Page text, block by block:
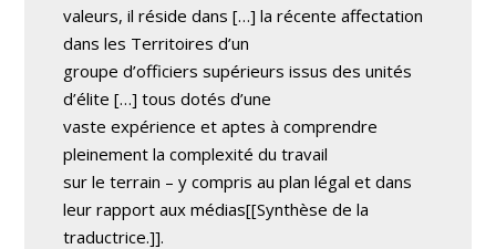
valeurs, il réside dans […] la récente affectation
dans les Territoires d’un
groupe d’officiers supérieurs issus des unités
d’élite […] tous dotés d’une
vaste expérience et aptes à comprendre
pleinement la complexité du travail
sur le terrain – y compris au plan légal et dans
leur rapport aux médias[[Synthèse de la
traductrice.]].